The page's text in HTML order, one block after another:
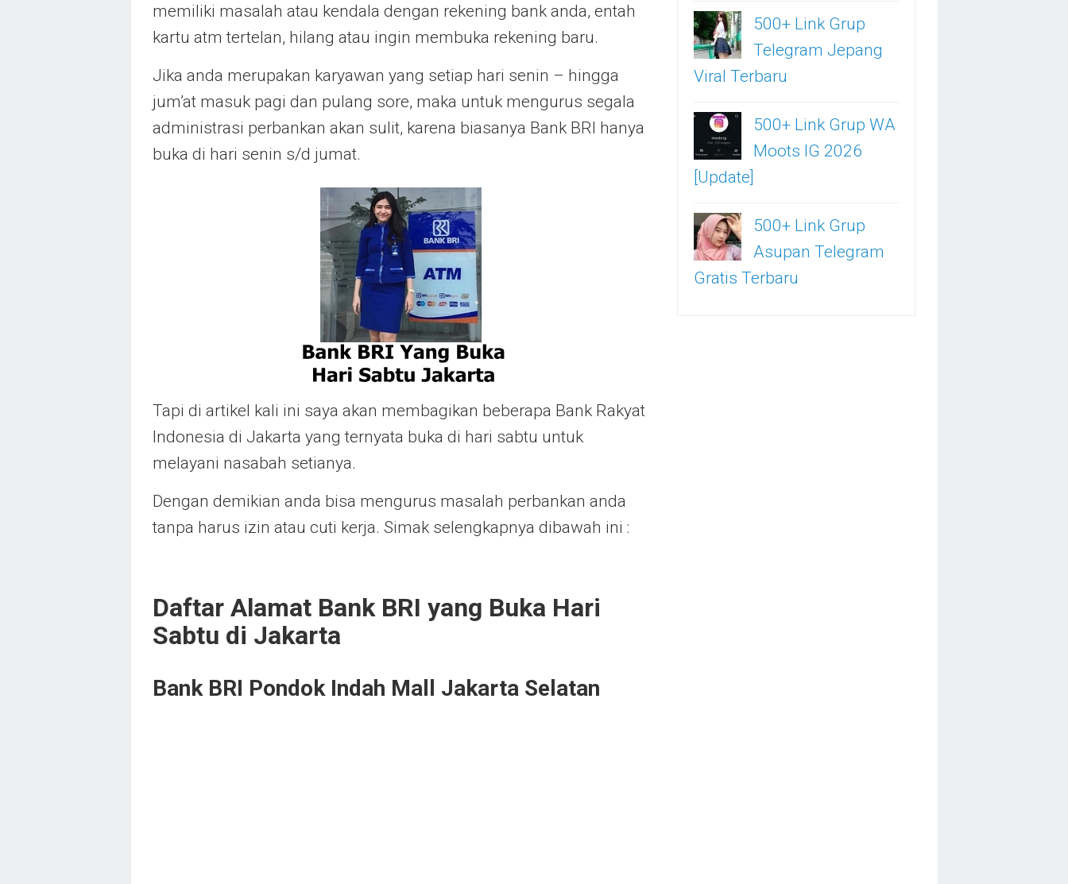
memiliki masalah atau kendala dengan rekening bank anda, entah
kartu atm tertelan, hilang atau ingin membuka rekening baru.
Jika anda merupakan karyawan yang setiap hari senin – hingga
jum’at masuk pagi dan pulang sore, maka untuk mengurus segala
administrasi perbankan akan sulit, karena biasanya Bank BRI hanya
buka di hari senin s/d jumat.
Tapi di artikel kali ini saya akan membagikan beberapa Bank Rakyat
Indonesia di Jakarta yang ternyata buka di hari sabtu untuk
melayani nasabah setianya.
Dengan demikian anda bisa mengurus masalah perbankan anda
tanpa harus izin atau cuti kerja. Simak selengkapnya dibawah ini :
Daftar Alamat Bank BRI yang Buka Hari
Sabtu di Jakarta
Bank BRI Pondok Indah Mall Jakarta Selatan
500+ Link Grup
Telegram Jepang
Viral Terbaru
500+ Link Grup WA
Moots IG 2026
[Update]
500+ Link Grup
Asupan Telegram
Gratis Terbaru